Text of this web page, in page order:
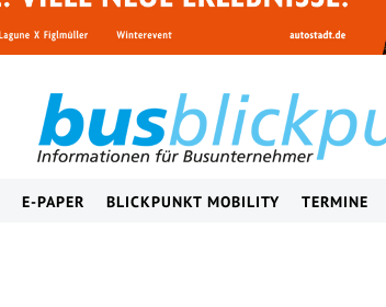
E-PAPER BLICKPUNKT MOBILITY TERMINE